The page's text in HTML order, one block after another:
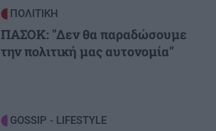
ΠΟΛΙΤΙΚΗ
ΠΑΣΟΚ: "Δεν θα παραδώσουμε
την πολιτική μας αυτονομία"
GOSSIP - LIFESTYLE